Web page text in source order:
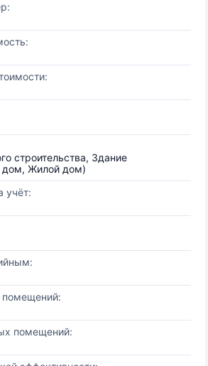
строительства, Здание
дом, Жилой дом)
учёт:
помещений:
помещений: